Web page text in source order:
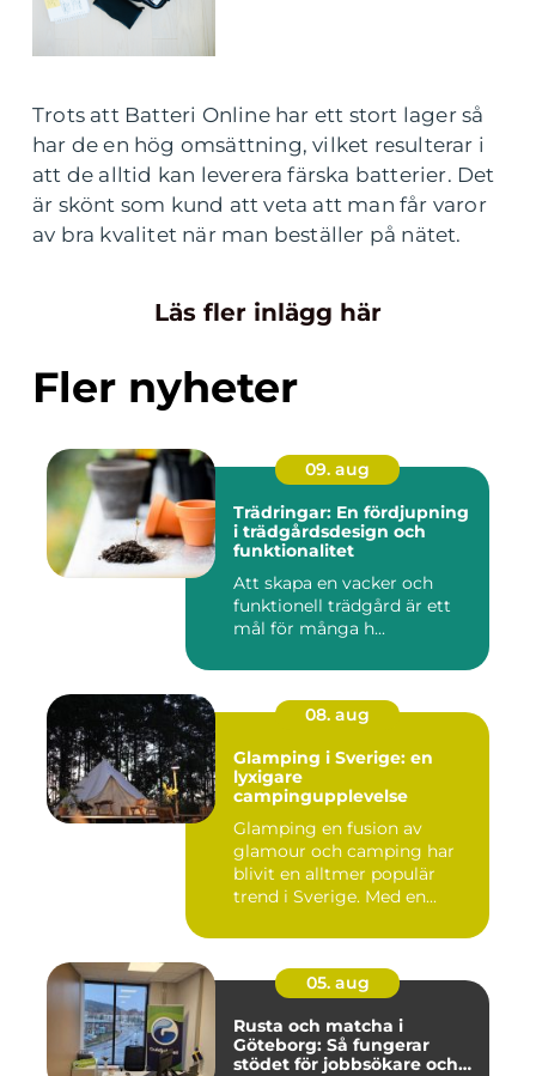
Trots att Batteri Online har ett stort lager så
har de en hög omsättning, vilket resulterar i
att de alltid kan leverera färska batterier. Det
är skönt som kund att veta att man får varor
av bra kvalitet när man beställer på nätet.
Läs fler inlägg här
Fler nyheter
09. aug
Trädringar: En fördjupning
i trädgårdsdesign och
funktionalitet
Att skapa en vacker och
funktionell trädgård är ett
mål för många h...
08. aug
Glamping i Sverige: en
lyxigare
campingupplevelse
Glamping en fusion av
glamour och camping har
blivit en alltmer populär
trend i Sverige. Med en...
05. aug
Rusta och matcha i
Göteborg: Så fungerar
stödet för jobbsökare och